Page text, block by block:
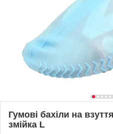
Гумові бахіли на
змійка L